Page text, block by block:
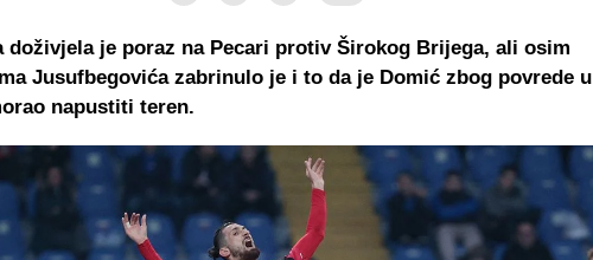
doživjela je poraz na Pecari protiv Širokog Brijega, ali osim
Jusufbegovića zabrinulo je i to da je Domić zbog povrede u
napustiti teren.